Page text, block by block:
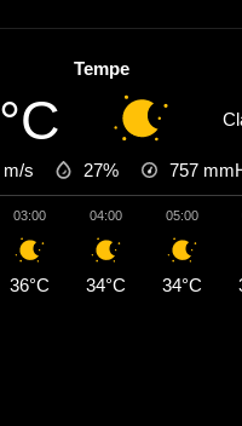
Tempe
m/s 27% 757
03:00
36°C
04:00
34°C
05:00
34°C